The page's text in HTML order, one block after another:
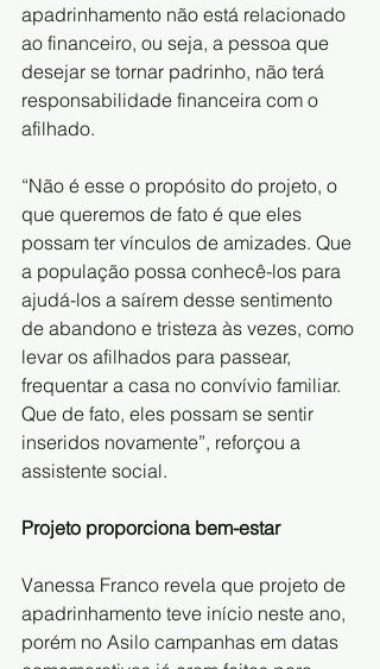
apadrinhamento não está relacionado
ao financeiro, ou seja, a pessoa que
desejar se tornar padrinho, não terá
responsabilidade financeira com o
afilhado.
“Não é esse o propósito do projeto, o
que queremos de fato é que eles
possam ter vínculos de amizades. Que
a população possa conhecê-los para
ajudá-los a saírem desse sentimento
de abandono e tristeza às vezes, como
levar os afilhados para passear,
frequentar a casa no convívio familiar.
Que de fato, eles possam se sentir
inseridos novamente”, reforçou a
assistente social.
Projeto proporciona bem-estar
Vanessa Franco revela que projeto de
apadrinhamento teve início neste ano,
porém no Asilo campanhas em datas